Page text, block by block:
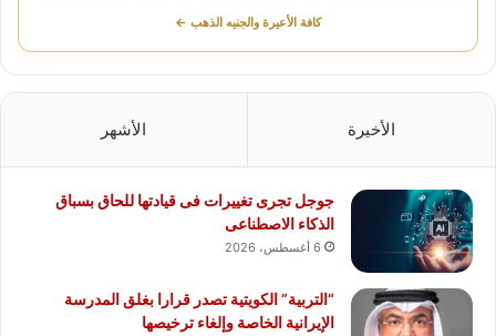
كافة الأعيرة والجنيه الذهب ←
الأخيرة الأشهر
جوجل تجرى تغييرات فى قيادتها للحاق بسباق
الذكاء الاصطناعى
6 أغسطس، 2026
“التربية” الكويتية تصدر قرارا بغلق المدرسة
الإيرانية الخاصة وإلغاء ترخيصها